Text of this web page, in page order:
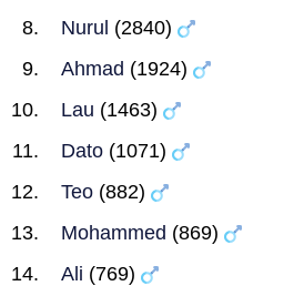
Nurul (2840)
Ahmad (1924)
Lau (1463)
Dato (1071)
Teo (882)
Mohammed (869)
Ali (769)